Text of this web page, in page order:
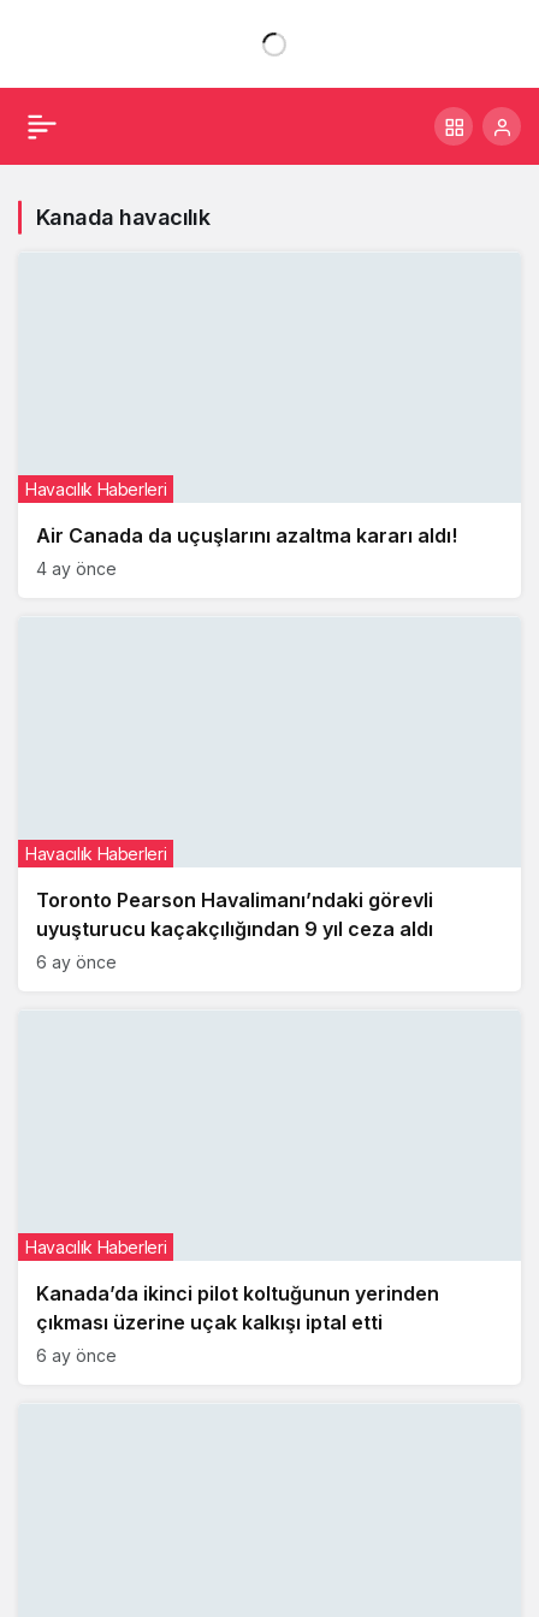
Kanada havacılık
Air Canada da uçuşlarını azaltma kararı aldı!
Havacılık Haberleri
4 ay önce
Toronto Pearson Havalimanı’ndaki görevli
uyuşturucu kaçakçılığından 9 yıl ceza aldı
Havacılık Haberleri
6 ay önce
Kanada’da ikinci pilot koltuğunun yerinden
çıkması üzerine uçak kalkışı iptal etti
Havacılık Haberleri
6 ay önce